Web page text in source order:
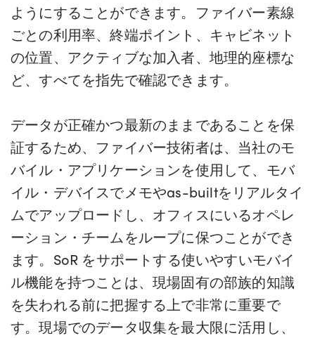
ようにすることができます。ファイバー素線
ごとの利用率、終端ポイント、キャビネット
の位置、アクティブな加入者、地理的座標な
ど、すべてを指先で確認できます。
データが正確かつ最新のままであることを保
証するため、ファイバー技術者は、当社のモ
バイル・アプリケーションを使用して、モバ
イル・デバイスでメモやas-builtをリアルタイ
ムでアップロードし、オフィスにいるオペレ
ーション・チームをループに保つことができ
ます。SoR をサポートする使いやすいモバイ
ル機能を持つことは、現場固有の部族的知識
を失われる前に把握する上で非常に重要で
す。現場でのデータ収集を最大限に活用し、